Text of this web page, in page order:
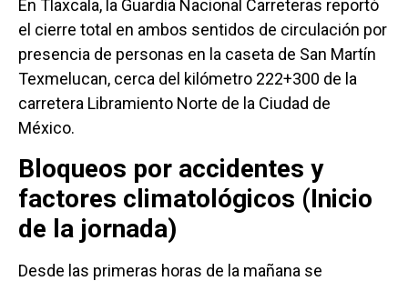
En Tlaxcala, la Guardia Nacional Carreteras reportó
el cierre total en ambos sentidos de circulación por
presencia de personas en la caseta de San Martín
Texmelucan, cerca del kilómetro 222+300 de la
carretera Libramiento Norte de la Ciudad de
México.
Bloqueos por accidentes y
factores climatológicos (Inicio
de la jornada)
Desde las primeras horas de la mañana se